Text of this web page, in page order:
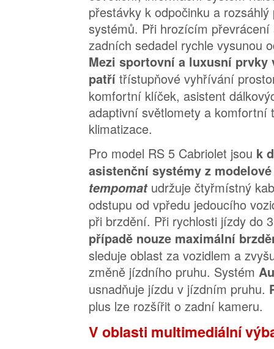
přestávky k odpočinku a
systémů. Při hrozícím
zadních sedadel rychle vysunou
Mezi sportovní a luxusní prvky
patří třístupňové vyhřívání
komfortní klíček, asistent
adaptivní světlomety a komfortní
klimatizace.
Pro model RS 5 Cabriolet jsou k
asistenční systémy z
tempomat udržuje čtyřmístný
odstupu od vpředu jedoucího
při brzdění. Při rychlosti jízdy do
případě nouze maximální
sleduje oblast za vozidlem a
změně jízdního pruhu. Systém
usnadňuje jízdu v jízdním pruhu.
plus lze rozšířit o zadní kameru.
V oblasti multimediální